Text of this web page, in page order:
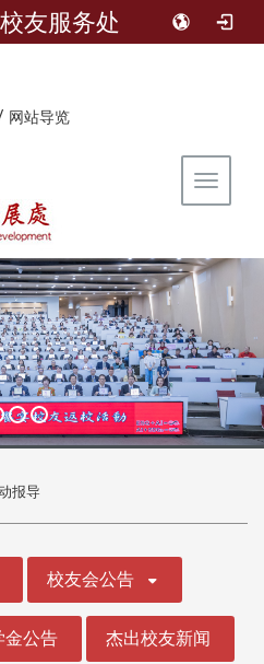
友服务处
网站导览
Toggle
报导
校友会公告
金公告 杰出校友新闻